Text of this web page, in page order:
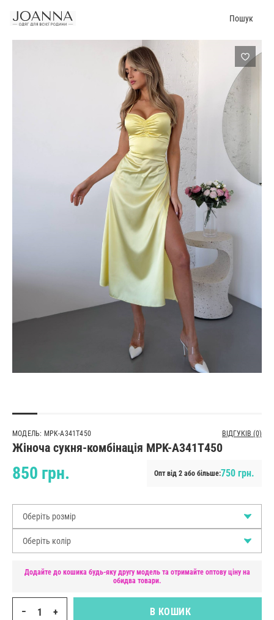
Пошук
МОДЕЛЬ: MPK-A341T450 ВІДГУКІВ (0)
Жіноча сукня-комбінація MPK-A341T450
850 грн. Опт від 2 або більше:750 грн.
Оберіть розмір
Оберіть колір
Додайте до кошика будь-яку другу модель та отримайте оптову ціну на
обидва товари.
− + В КОШИК